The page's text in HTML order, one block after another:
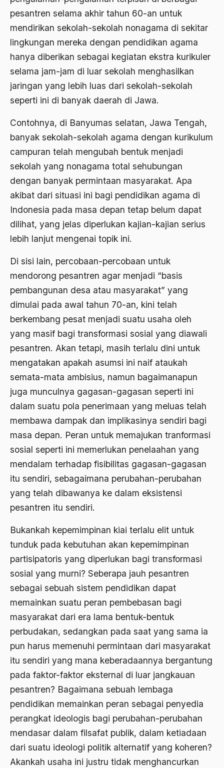
pesantren selama akhir tahun 60-an untuk
mendirikan sekolah-sekolah nonagama di sekitar
lingkungan mereka dengan pendidikan agama
hanya diberikan sebagai kegiatan ekstra kurikuler
selama jam-jam di luar sekolah menghasilkan
jaringan yang lebih luas dari sekolah-sekolah
seperti ini di banyak daerah di Jawa.
Contohnya, di Banyumas selatan, Jawa Tengah,
banyak sekolah-sekolah agama dengan kurikulum
campuran telah mengubah bentuk menjadi
sekolah yang nonagama total sehubungan
dengan banyak permintaan masyarakat. Apa
akibat dari situasi ini bagi pendidikan agama di
Indonesia pada masa depan tetap belum dapat
dilihat, yang jelas diperlukan kajian-kajian serius
lebih lanjut mengenai topik ini.
Di sisi lain, percobaan-percobaan untuk
mendorong pesantren agar menjadi “basis
pembangunan desa atau masyarakat” yang
dimulai pada awal tahun 70-an, kini telah
berkembang pesat menjadi suatu usaha oleh
yang masif bagi transformasi sosial yang diawali
pesantren. Akan tetapi, masih terlalu dini untuk
mengatakan apakah asumsi ini naif ataukah
semata-mata ambisius, namun bagaimanapun
juga munculnya gagasan-gagasan seperti ini
dalam suatu pola penerimaan yang meluas telah
membawa dampak dan implikasinya sendiri bagi
masa depan. Peran untuk memajukan tranformasi
sosial seperti ini memerlukan penelaahan yang
mendalam terhadap fisibilitas gagasan-gagasan
itu sendiri, sebagaimana perubahan-perubahan
yang telah dibawanya ke dalam eksistensi
pesantren itu sendiri.
Bukankah kepemimpinan kiai terlalu elit untuk
tunduk pada kebutuhan akan kepemimpinan
partisipatoris yang diperlukan bagi transformasi
sosial yang murni? Seberapa jauh pesantren
sebagai sebuah sistem pendidikan dapat
memainkan suatu peran pembebasan bagi
masyarakat dari era lama bentuk-bentuk
perbudakan, sedangkan pada saat yang sama ia
pun harus memenuhi permintaan dari masyarakat
itu sendiri yang mana keberadaannya bergantung
pada faktor-faktor eksternal di luar jangkauan
pesantren? Bagaimana sebuah lembaga
pendidikan memainkan peran sebagai penyedia
perangkat ideologis bagi perubahan-perubahan
mendasar dalam filsafat publik, dalam ketiadaan
dari suatu ideologi politik alternatif yang koheren?
Akankah usaha ini justru tidak menghancurkan
Birokrasi Sosialis
Birokrat Islam
Birokratis
birokratisasi
bisri syansuri
BJ. Habibie
BLBI
Blitzkrieg
Bobot Sangkaan
Bom
bom bali
bom borobudur
bom irak
BPKK
BPR
brawijaya
Brawijaya V
Brazil
Budak Sosiologis
budaya
Budaya bangsa
budaya Barat
Budaya baru
budaya daerah
Budaya dan Pendidikan
Budaya Indonesia
budaya jawa
Budaya Kaum Santri
Budaya Keraton
Budaya Lama
Budaya Pesantren
Budaya Politik
Budaya Usaha
Budayawan
Budd Schulberg